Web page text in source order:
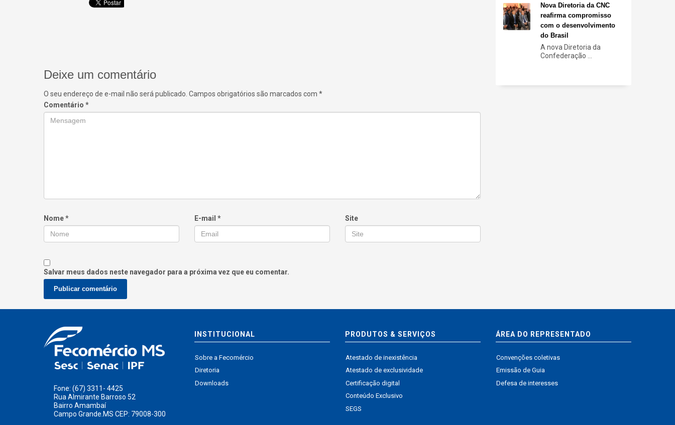
Deixe um comentário
O seu endereço de e-mail não será publicado. Campos obrigatórios são marcados com *
Comentário *
Nome* E-mail * Site
Salvar meus dados neste navegador para a próxima vez que eu comentar.
Nova Diretoria da CNC
reafirma compromisso
com o desenvolvimento
do Brasil
A nova Diretoria da
Confederação ...
Fone: (67) 3311- 4425
Rua Almirante Barroso 52
Bairro Amambaí
Campo Grande.MS CEP: 79008-300
INSTITUCIONAL
Sobre a Fecomércio
Diretoria
Downloads
PRODUTOS & SERVIÇOS
Atestado de inexistência
Atestado de exclusividade
Certificação digital
Conteúdo Exclusivo
SEGS
ÁREA DO REPRESENTADO
Convenções coletivas
Emissão de Guia
Defesa de interesses